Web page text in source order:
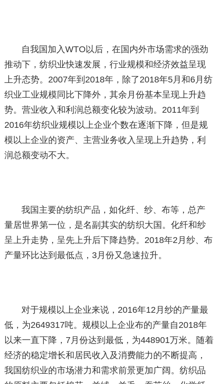
自我国加入WTO以后，在国内外市场需求的强劲
推动下，纺织业快速发展，行业规模和经济效益呈现
上升态势。2007年到2018年，除了2018年5月和6月纺
织业工业规模同比下降外，其余月份基本呈现上升趋
势。营业收入和利润总额变化较为波动。2011年到
2016年纺织业规模以上企业个数在逐渐下降，但是规
模以上企业的资产、主营业务收入呈现上升趋势，利
润总额变动不大。
我国主要的纺织产品，如化纤、纱、布等，总产
量居世界第一位，是名副其实的纺织大国。化纤和纱
呈上升走势，呈先上升后下降趋势。2018年2月纱、布
产量环比达到最低点，3月份又急速拉升。
对于规模以上企业来说，2016年12月纱的产量最
低，为2649317吨。规模以上企业布的产量自2018年
以来一直下降，7月份达到最低，为448901万米。随着
经济的稳定增长和居民收入及消费能力的不断提高，
我国纺织业的市场潜力和需求前景更加广阔。纺织品